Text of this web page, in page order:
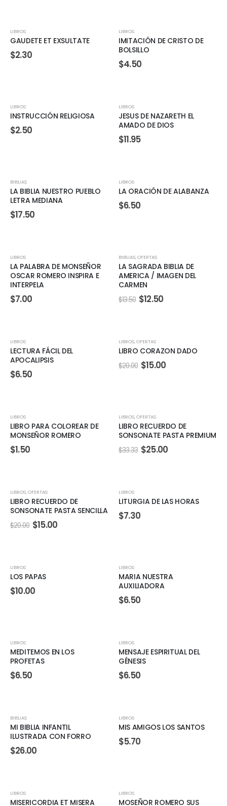
LIBROS
GAUDETE ET EXSULTATE
$2.30
LIBROS
IMITACIÓN DE CRISTO DE
BOLSILLO
$4.50
LIBROS
INSTRUCCIÓN RELIGIOSA
$2.50
LIBROS
JESUS DE NAZARETH EL
AMADO DE DIOS
$11.95
BIBLIAS
LA BIBLIA NUESTRO PUEBLO
LETRA MEDIANA
$17.50
LIBROS
LA ORACIÓN DE ALABANZA
$6.50
LIBROS
LA PALABRA DE MONSEÑOR
OSCAR ROMERO INSPIRA E
INTERPELA
$7.00
BIBLIAS,OFERTAS
LA SAGRADA BIBLIA DE
AMERICA / IMAGEN DEL
CARMEN
$13.50 El
precio
$12.50El
LIBROS
LECTURA FÁCIL DEL
APOCALIPSIS
$6.50
LIBROS,OFERTAS
LIBRO CORAZON DADO
$20.00 El
precio
$15.00El
LIBROS
LIBRO PARA COLOREAR DE
MONSEÑOR ROMERO
$1.50
LIBROS,OFERTAS
LIBRO RECUERDO DE
SONSONATE PASTA PREMIUM
$33.33 El
precio
$25.00El
LIBROS,OFERTAS
LIBRO RECUERDO DE
SONSONATE PASTA SENCILLA
$20.00 El
precio
$15.00El
LIBROS
LITURGIA DE LAS HORAS
$7.30
LIBROS
LOS PAPAS
$10.00
LIBROS
MARIA NUESTRA
AUXILIADORA
$6.50
LIBROS
MEDITEMOS EN LOS
PROFETAS
$6.50
LIBROS
MENSAJE ESPIRITUAL DEL
GÉNESIS
$6.50
BIBLIAS
MI BIBLIA INFANTIL
ILUSTRADA CON FORRO
$26.00
LIBROS
MIS AMIGOS LOS SANTOS
$5.70
LIBROS
MISERICORDIA ET MISERA
LIBROS
MOSEÑOR ROMERO SUS